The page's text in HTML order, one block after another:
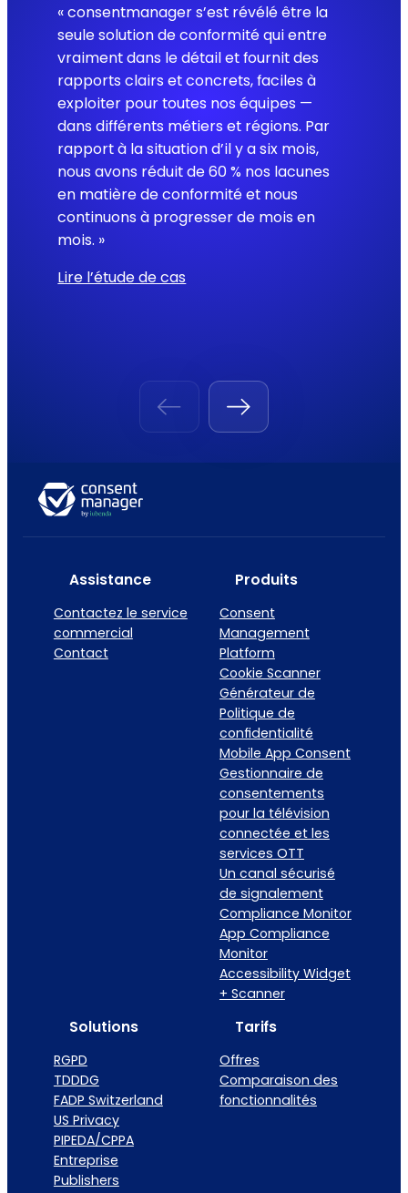
« consentmanager s’est révélé être la
seule solution de conformité qui entre
vraiment dans le détail et fournit des
rapports clairs et concrets, faciles à
exploiter pour toutes nos équipes —
dans différents métiers et régions. Par
rapport à la situation d’il y a six mois,
nous avons réduit de 60 % nos lacunes
en matière de conformité et nous
continuons à progresser de mois en
mois. »
Lire l’étude de cas
Assistance
Contactez le service
commercial
Contact
Produits
Consent
Management
Platform
Cookie Scanner
Générateur de
Politique de
confidentialité
Mobile App Consent
Gestionnaire de
consentements
pour la télévision
connectée et les
services OTT
Un canal sécurisé
de signalement
Compliance Monitor
App Compliance
Monitor
Accessibility Widget
+ Scanner
Solutions
RGPD
TDDDG
FADP Switzerland
US Privacy
PIPEDA/CPPA
Entreprise
Publishers
Tarifs
Offres
Comparaison des
fonctionnalités